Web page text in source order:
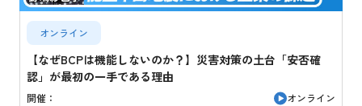
オンライン
【なぜBCPは機能しないのか？】災害対策の土台「安否確
認」が最初の一手である理由
開催： オンライン